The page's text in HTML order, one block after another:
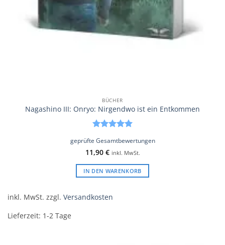
BÜCHER
Nagashino III: Onryo: Nirgendwo ist ein Entkommen
mit5von
5
geprüfte Gesamtbewertungen
11,90 € inkl. MwSt.
IN DEN WARENKORB
inkl. MwSt. zzgl. Versandkosten
Lieferzeit: 1-2 Tage